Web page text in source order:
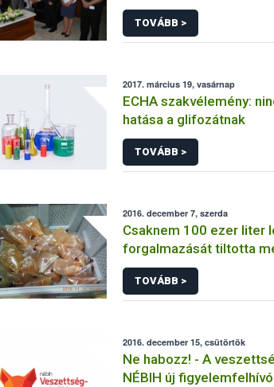
Szövetsége
TOVÁBB >
2017. március 19, vasárnap
ECHA szakvélemény:
hatása a glifozátnak
TOVÁBB >
2016. december 7, szerda
Csaknem 100 ezer liter
forgalmazását tiltotta
TOVÁBB >
2016. december 15, csütörtök
Ne habozz! - A
NÉBIH új